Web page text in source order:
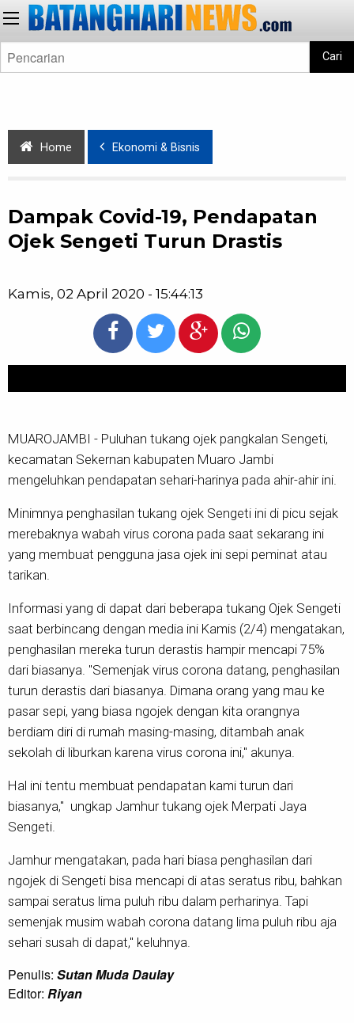
Cari
Home Ekonomi & Bisnis
Dampak Covid-19, Pendapatan
Ojek Sengeti Turun Drastis
Kamis, 02 April 2020 - 15:44:13
MUAROJAMBI - Puluhan tukang ojek pangkalan Sengeti,
kecamatan Sekernan kabupaten Muaro Jambi
mengeluhkan pendapatan sehari-harinya pada ahir-ahir ini.
Minimnya penghasilan tukang ojek Sengeti ini di picu sejak
merebaknya wabah virus corona pada saat sekarang ini
yang membuat pengguna jasa ojek ini sepi peminat atau
tarikan.
Informasi yang di dapat dari beberapa tukang Ojek Sengeti
saat berbincang dengan media ini Kamis (2/4) mengatakan,
penghasilan mereka turun derastis hampir mencapi 75%
dari biasanya. "Semenjak virus corona datang, penghasilan
turun derastis dari biasanya. Dimana orang yang mau ke
pasar sepi, yang biasa ngojek dengan kita orangnya
berdiam diri di rumah masing-masing, ditambah anak
sekolah di liburkan karena virus corona ini," akunya.
Hal ini tentu membuat pendapatan kami turun dari
biasanya," ungkap Jamhur tukang ojek Merpati Jaya
Sengeti.
Jamhur mengatakan, pada hari biasa penghasilan dari
ngojek di Sengeti bisa mencapi di atas seratus ribu, bahkan
sampai seratus lima puluh ribu dalam perharinya. Tapi
semenjak musim wabah corona datang lima puluh ribu aja
sehari susah di dapat," keluhnya.
Penulis: Sutan Muda Daulay
Editor: Riyan